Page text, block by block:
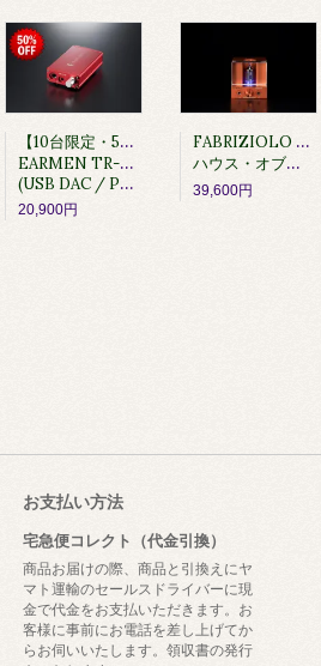
【10台限定・50%OFF】
EARMEN TR-AMP
(USB DAC / PRE AMP / HP AMP)
20,900円
FABRIZIOLO 30kプリアンプ/ヘッドフォン・アンプ 10セット限定
ハウス・オブ・マーリー イヤホン MRL-EM-FE013プレゼント特典付き
39,600円
お支払い方法
宅急便コレクト（代金引換）
商品お届けの際、商品と引換えにヤ
マト運輸のセールスドライバーに現
金で代金をお支払いただきます。お
客様に事前にお電話を差し上げてか
らお伺いいたします。領収書の発行